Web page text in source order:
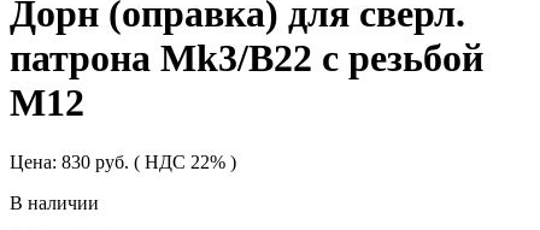
Дорн (оправка) для сверл.
патрона Mk3/B22 с резьбой
M12
Цена: 830 руб. ( НДС 22% )
В наличии